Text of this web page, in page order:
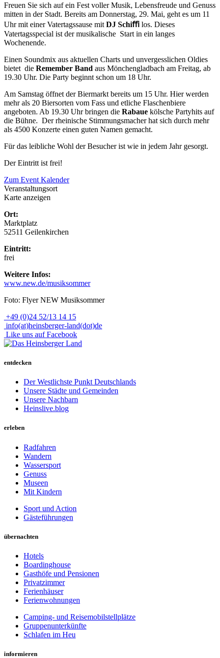
Freuen Sie sich auf ein Fest voller Musik, Lebensfreude und Genuss
mitten in der Stadt. Bereits am Donnerstag, 29. Mai, geht es um 11
Uhr mit einer Vatertagssause mit DJ Schiﬃ los. Dieses
Vatertagsspecial ist der musikalische Start in ein langes
Wochenende.
Einen Soundmix aus aktuellen Charts und unvergesslichen Oldies
bietet die Remember Band aus Mönchengladbach am Freitag, ab
19.30 Uhr. Die Party beginnt schon um 18 Uhr.
Am Samstag öffnet der Biermarkt bereits um 15 Uhr. Hier werden
mehr als 20 Biersorten vom Fass und etliche Flaschenbiere
angeboten. Ab 19.30 Uhr bringen die Rabaue kölsche Partyhits auf
die Bühne. Der rheinische Stimmungsmacher hat sich durch mehr
als 4500 Konzerte einen guten Namen gemacht.
Für das leibliche Wohl der Besucher ist wie in jedem Jahr gesorgt.
Der Eintritt ist frei!
Zum Event Kalender
Veranstaltungsort
Karte anzeigen
Ort:
Marktplatz
52511 Geilenkirchen
Eintritt:
frei
Weitere Infos:
www.new.de/musiksommer
Foto: Flyer NEW Musiksommer
+49 (0)24 52/13 14 15
info(at)heinsberger-land(dot)de
Like uns auf Facebook
entdecken
Der Westlichste Punkt Deutschlands
Unsere Städte und Gemeinden
Unsere Nachbarn
Heinslive.blog
erleben
Radfahren
Wandern
Wassersport
Genuss
Museen
Mit Kindern
Sport und Action
Gästeführungen
übernachten
Hotels
Boardinghouse
Gasthöfe und Pensionen
Privatzimmer
Ferienhäuser
Ferienwohnungen
Camping- und Reisemobilstellplätze
Gruppenunterkünfte
Schlafen im Heu
informieren